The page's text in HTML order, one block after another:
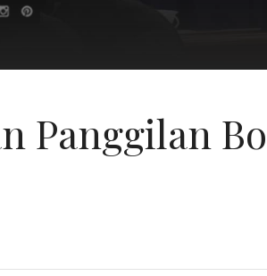
Panggilan